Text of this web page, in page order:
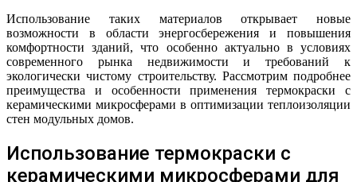
Использование таких материалов открывает новые
возможности в области энергосбережения и повышения
комфортности зданий, что особенно актуально в условиях
современного рынка недвижимости и требований к
экологически чистому строительству. Рассмотрим подробнее
преимущества и особенности применения термокраски с
керамическими микросферами в оптимизации теплоизоляции
стен модульных домов.
Использование термокраски с
керамическими микросферами для